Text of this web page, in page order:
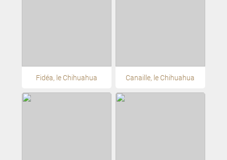
Fidéa, le Chihuahua Canaille, le Chihuahua